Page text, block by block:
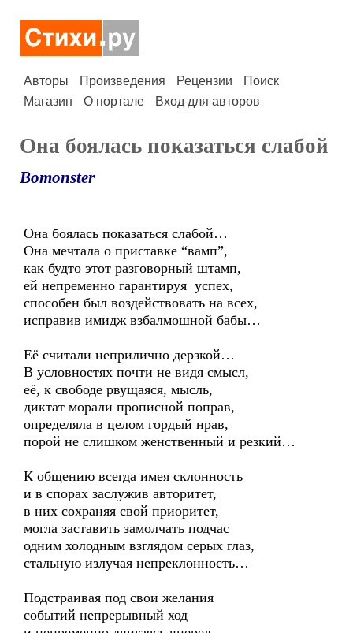
Авторы Произведения Рецензии
Поиск
Магазин
О портале Вход для авторов
Она боялась показаться слабой
Bomonster
Она боялась показаться слабой…
Она мечтала о приставке “вамп”,
как будто этот разговорный штамп,
ей непременно гарантируя успех,
способен был воздействовать на всех,
исправив имидж взбалмошной бабы…
Её считали неприлично дерзкой…
В условностях почти не видя смысл,
её, к свободе рвущаяся, мысль,
диктат морали прописной поправ,
определяла в целом гордый нрав,
порой не слишком женственный и резкий…
К общению всегда имея склонность
и в спорах заслужив авторитет,
в них сохраняя свой приоритет,
могла заставить замолчать подчас
одним холодным взглядом серых глаз,
стальную излучая непреклонность…
Подстраивая под свои желания
событий непрерывный ход